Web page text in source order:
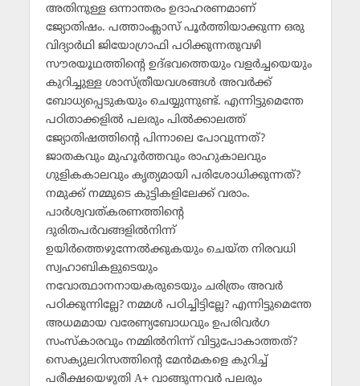
അതിനുള്ള ഒന്നാന്തരം ഉദാഹരണമാണ്
ജ്യോതിഷം. പത്താംക്ലാസ് പൂര്‍ത്തിയാക്കുന്ന ഒരു
വിദ്യാര്‍ഥി ജിയോഗ്രാഫി പഠിക്കുന്നതുവഴി
സൗരയൂഥത്തിന്റെ ഉദ്ഭവത്തെയും വളര്‍ച്ചയെയും
കുറിച്ചുള്ള ശാസ്ത്രീയവശങ്ങള്‍ അവര്‍ക്ക്
ബോധ്യപ്പെടുകയും ചെയ്യുന്നുണ്ട്. എന്നിട്ടുമെന്തേ
പഠിതാക്കളില്‍ പലരും പില്‍ക്കാലത്ത്
ജ്യോതിഷത്തിന്റെ പിന്നാലെ പോവുന്നത്?
ജാതകവും മുഹൂര്‍ത്തവും രാഹുകാലവും
ഗുളികകാലവും കൃത്യമായി പരിശോധിക്കുന്നത്?
നമുക്ക് നമ്മുടെ കുട്ടികളിലേക്ക് വരാം.
പാര്‍ശ്വവത്കരണത്തിന്റെ
ദുരിതപര്‍വങ്ങളില്‍നിന്ന്
ഉയിര്‍ത്തെഴുന്നേല്‍ക്കുകയും ചെയ്ത നിരവധി
സ്വഹാബികളുടെയും
നവോത്ഥാനനായകരുടെയും ചരിത്രം അവര്‍
പഠിക്കുന്നില്ലേ? നമ്മള്‍ പഠിച്ചിട്ടില്ലേ? എന്നിട്ടുമെന്തേ
അധമമായ വരേണ്യബോധവും ഉപരിവര്‍ഗ
സംസ്‌കാരവും നമ്മില്‍നിന്ന് വിട്ടുപോകാത്തത്?
സെക്യുലറിസത്തിന്റെ മേന്‍മകളെ കുറിച്ച്
പരീക്ഷയെഴുതി A+ വാങ്ങുന്നവര്‍ പലരും